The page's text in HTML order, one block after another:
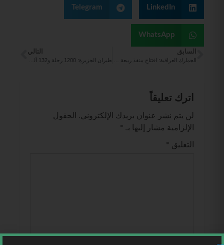
LinkedIn
Telegram
WhatsApp
السابق التالي
اترك تعليقاً
لن يتم نشر عنوان بريدك الإلكتروني.
الحقول
الإلزامية مشار إليها بـ
*
التعليق *